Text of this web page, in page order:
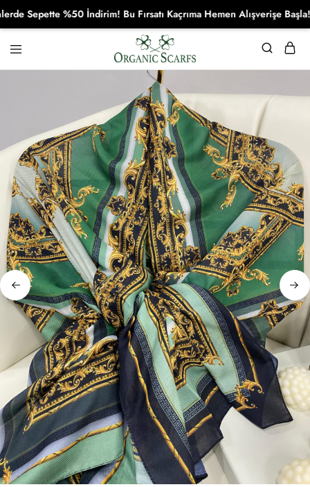
Organikscarf
%50 İndirim! Bu Fırsatı Kaçrıma Hemen Alışverişe Başla!